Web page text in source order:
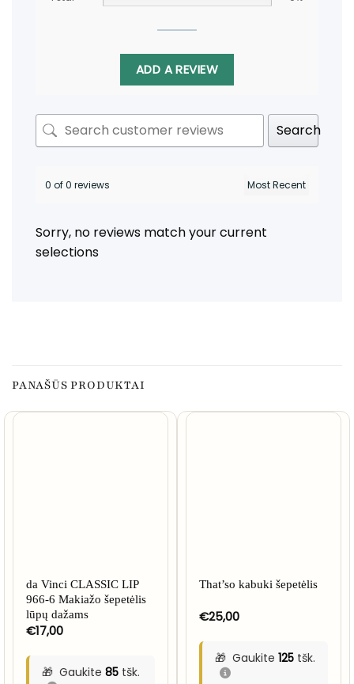
ADD A REVIEW
Search
0 of 0 reviews
Sorry, no reviews match your current
selections
PANAŠŪS PRODUKTAI
da Vinci CLASSIC LIP
966-6 Makiažo šepetėlis
lūpų dažams
€17,00
Gaukite 85tšk.
That’so kabuki šepetėlis
€25,00
Gaukite 125tšk.